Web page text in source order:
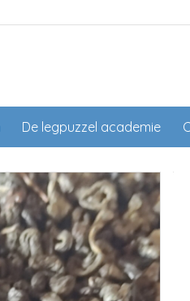
De legpuzzel academie